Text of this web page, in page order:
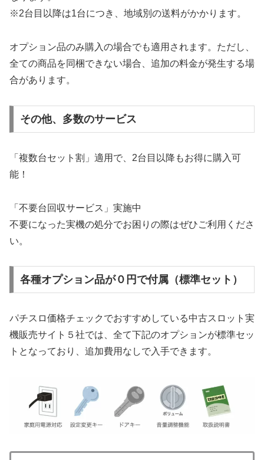
※2台目以降は1台につき、地域別の送料がかかります。
オプション品のみ購入の場合でも適用されます。ただし、
全ての商品を同梱できない場合、追加の料金が発生する場
合があります。
その他、多数のサービス
「複数台セット割」適用で、2台目以降もお得に購入可
能！
「不要台回収サービス」実施中
不要になった実機の処分でお困りの際はぜひご利用くださ
い。
各種オプション品が０円で付属（標準セット）
パチスロ価格チェックでおすすめしている中古スロット実
機販売サイト５社では、全て下記のオプションが標準セッ
トとなっており、追加費用なしで入手できます。